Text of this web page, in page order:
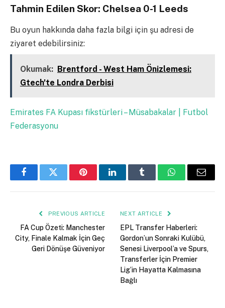
Tahmin Edilen Skor: Chelsea 0-1 Leeds
Bu oyun hakkında daha fazla bilgi için şu adresi de
ziyaret edebilirsiniz:
Okumak: Brentford - West Ham Önizlemesi:
Gtech'te Londra Derbisi
Emirates FA Kupası fikstürleri – Müsabakalar | Futbol
Federasyonu
FacebookTwitter PinterestLinkedInTumblr WhatsAppEmail
PREVIOUS ARTICLE
FA Cup Özeti: Manchester
City, Finale Kalmak İçin Geç
Geri Dönüşe Güveniyor
NEXT ARTICLE
EPL Transfer Haberleri:
Gordon’un Sonraki Kulübü,
Senesi Liverpool’a ve Spurs,
Transferler İçin Premier
Lig’in Hayatta Kalmasına
Bağlı